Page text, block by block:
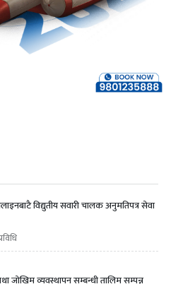
विद्युतीय सवारी चालक अनुमतिपत्र सेवा
जोखिम व्यवस्थापन सम्बन्धी तालिम सम्पन्न